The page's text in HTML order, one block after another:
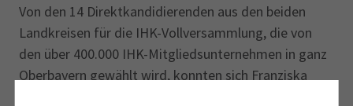
Von den 14 Direktkandidierenden aus den beiden
Landkreisen für die IHK-Vollversammlung, die von
den über 400.000 IHK-Mitgliedsunternehmen in ganz
Oberbayern gewählt wird, konnten sich Franziska